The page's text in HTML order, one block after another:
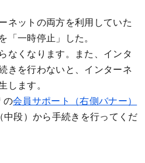
ネットの両方を利用していた
「一時停止」した。
なくなります。また、インタ
きを行わないと、インターネ
します。
の会員サポート（右側バナー）
中段）から手続きを行ってくだ